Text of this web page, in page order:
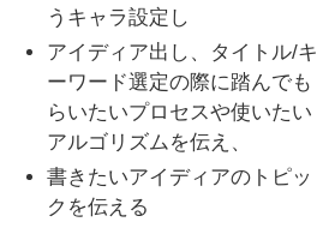
うキャラ設定し
アイディア出し、タイトル/キ
ーワード選定の際に踏んでも
らいたいプロセスや使いたい
アルゴリズムを伝え、
書きたいアイディアのトピッ
クを伝える